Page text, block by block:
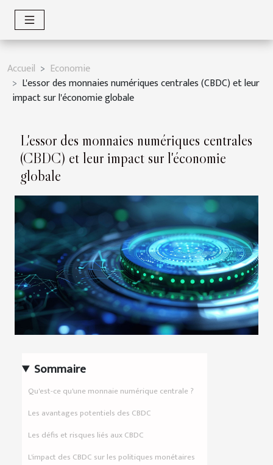
Accueil
Economie
L'essor des monnaies numériques centrales (CBDC) et leur
impact sur l'économie globale
L'essor des monnaies numériques centrales
(CBDC) et leur impact sur l'économie
globale
Sommaire
Qu'est-ce qu'une monnaie numérique centrale ?
Les avantages potentiels des CBDC
Les défis et risques liés aux CBDC
L'impact des CBDC sur les politiques monétaires